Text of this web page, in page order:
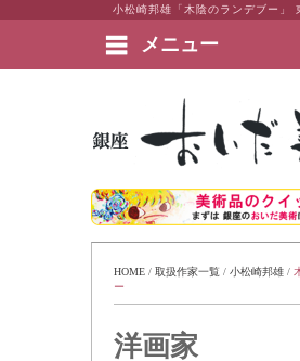
メニュー
絵画など美術品の販売と買
HOME / 取扱作家一覧 / 小松崎邦雄 /
ー
洋画家